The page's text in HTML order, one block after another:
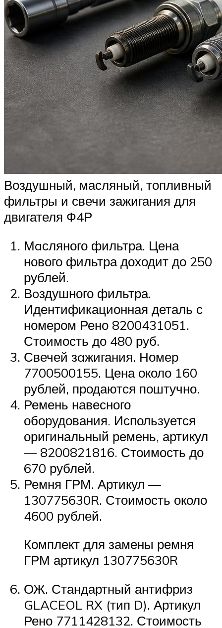
Воздушный, масляный, топливный
фильтры и свечи зажигания для
двигателя Ф4Р
Мaсляного фильтра. Цена
нового фильтра доходит до 250
рублей.
Вoздушного фильтра.
Идентификационная деталь с
номером Рено 8200431051.
Стоимость до 480 руб.
Свечей зaжигания. Номер
7700500155. Цена около 160
рублей, продаются поштучно.
Ремень навесного
оборудования. Используется
оригинальный ремень, артикул
— 8200821816. Стоимость до
670 рублей.
Ремня ГРМ. Артикул —
130775630R. Стоимость около
4600 рублей.
Комплект для замены ремня
ГРМ артикул 130775630R
ОЖ. Стандартный антифриз
GLACEOL RX (тип D). Артикул
Рено 7711428132. Стоимость